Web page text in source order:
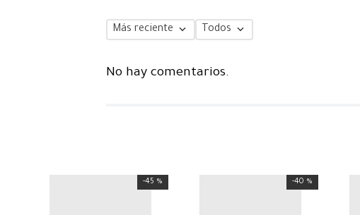
Más reciente Todos
No hay comentarios.
-45 % -40 %